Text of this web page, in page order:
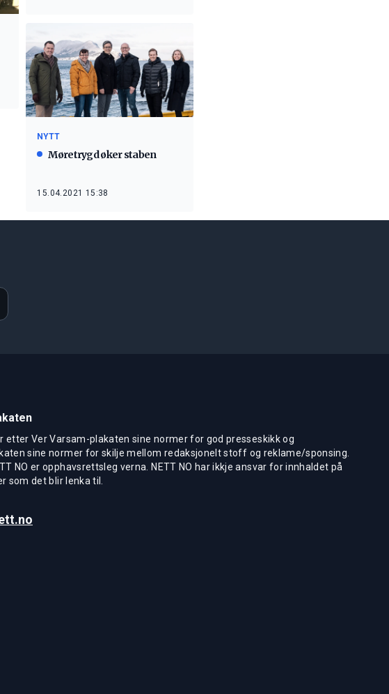
NYTT
Møretrygd øker staben
15.04.2021 15:38
etter Ver Varsam-plakaten sine normer for god presseskikk og
sine normer for skilje mellom redaksjonelt stoff og reklame/sponsing.
NO er opphavsrettsleg verna. NETT NO har ikkje ansvar for innhaldet på
som det blir lenka til.